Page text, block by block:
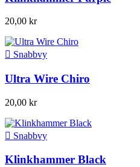
20,00 kr
 Snabbvy
Ultra Wire Chiro
20,00 kr
 Snabbvy
Klinkhammer Black